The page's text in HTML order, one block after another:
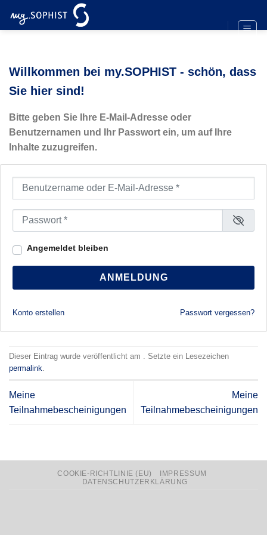
Inhalt
Willkommen bei my.SOPHIST - schön, dass
Sie hier sind!
Bitte geben Sie Ihre E-Mail-Adresse oder
Benutzernamen und Ihr Passwort ein, um auf Ihre
Inhalte zuzugreifen.
Benutzername oder E-Mail-Adresse
Passwort
Angemeldet bleiben
ANMELDUNG
Konto erstellen Passwort vergessen?
Dieser Eintrag wurde veröffentlicht am . Setzte ein Lesezeichen
permalink.
Meine
Teilnahmebescheinigungen
Meine
Teilnahmebescheinigungen
COOKIE-RICHTLINIE (EU)
IMPRESSUM
DATENSCHUTZERKLÄRUNG